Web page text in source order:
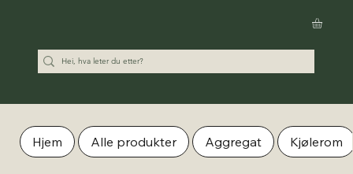
Hjem Alle produkter Aggregat Kjølerom